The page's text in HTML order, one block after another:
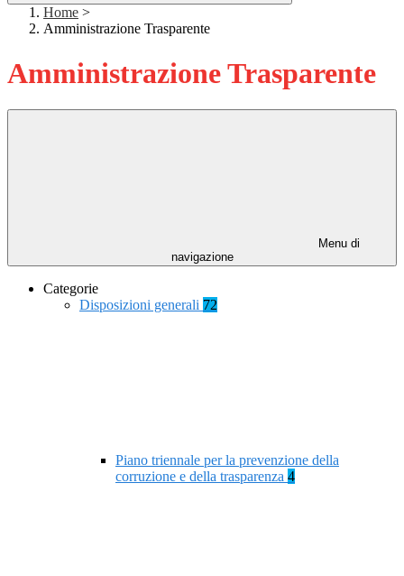
Home >
Amministrazione Trasparente
Amministrazione Trasparente
Menu di
navigazione
Categorie
Disposizioni generali 72
Piano triennale per la prevenzione della
corruzione e della trasparenza 4